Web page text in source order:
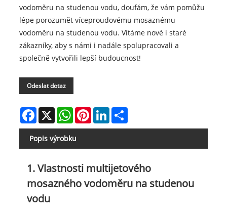
vodoměru na studenou vodu, doufám, že vám pomůžu
lépe porozumět víceproudovému mosaznému
vodoměru na studenou vodu. Vítáme nové i staré
zákazníky, aby s námi i nadále spolupracovali a
společně vytvořili lepší budoucnost!
Odeslat dotaz
Facebook
X WhatsAppPinterestLinkedInShare
Popis výrobku
1. Vlastnosti multijetového
mosazného vodoměru na studenou
vodu